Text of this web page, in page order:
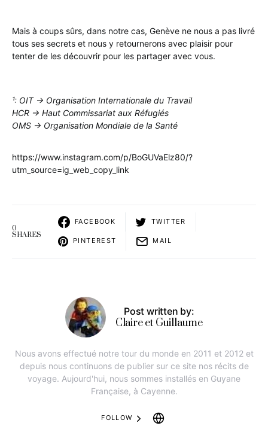
Mais à coups sûrs, dans notre cas, Genève ne nous a pas livré
tous ses secrets et nous y retournerons avec plaisir pour
tenter de les découvrir pour les partager avec vous.
¹: OIT → Organisation Internationale du Travail
HCR → Haut Commissariat aux Réfugiés
OMS → Organisation Mondiale de la Santé
https://www.instagram.com/p/BoGUVaElz80/?
utm_source=ig_web_copy_link
0
SHARES
FACEBOOK TWITTER
PINTEREST MAIL
Post written by:
Claire et Guillaume
Nous avons effectué notre tour du monde en 2011 et 2012 et
depuis nous continuons de publier sur ce site nos récits de
voyage. Aujourd'hui, nous sommes installés en Guyane
Française, à Cayenne.
FOLLOW